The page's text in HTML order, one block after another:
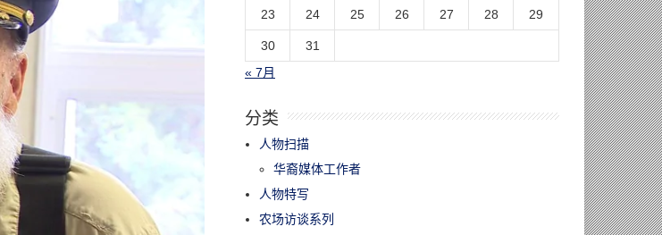
23 24 25 26 27 28 29
30
31
« 7月
分类
人物扫描
华裔媒体工作者
人物特写
农场访谈系列